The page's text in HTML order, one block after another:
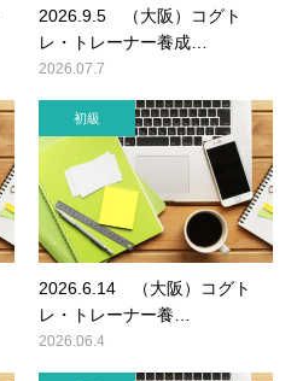
2026.9.5 （大阪）コグト
レ・トレーナー養成…
2026.07.7
初級
2026.6.14 （大阪）コグト
レ・トレーナー養…
2026.06.4